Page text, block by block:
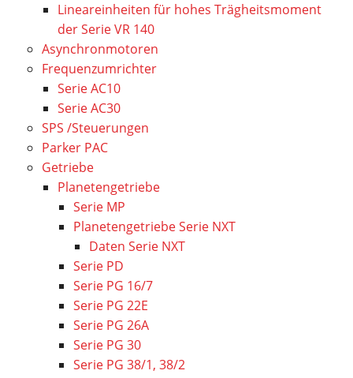
Lineareinheiten für hohes Trägheitsmoment
der Serie VR 140
Asynchronmotoren
Frequenzumrichter
Serie AC10
Serie AC30
SPS /Steuerungen
Parker PAC
Getriebe
Planetengetriebe
Serie MP
Planetengetriebe Serie NXT
Daten Serie NXT
Serie PD
Serie PG 16/7
Serie PG 22E
Serie PG 26A
Serie PG 30
Serie PG 38/1, 38/2